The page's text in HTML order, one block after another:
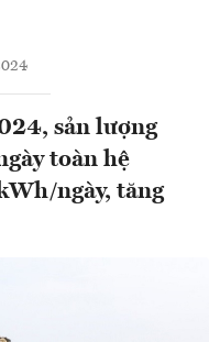
sản lượng
toàn hệ
ngày, tăng